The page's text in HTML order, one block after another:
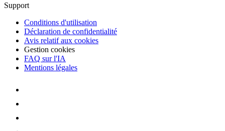
Support
Conditions d'utilisation
Déclaration de confidentialité
Avis relatif aux cookies
Gestion cookies
FAQ sur l'IA
Mentions légales